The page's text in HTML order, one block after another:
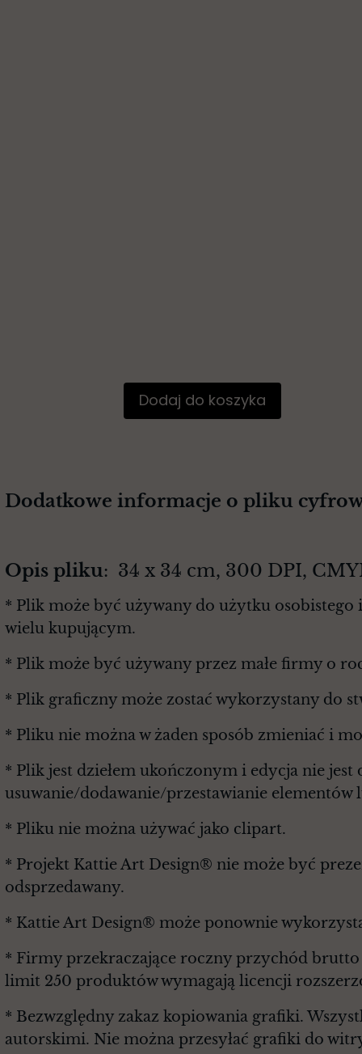
Dodaj do koszyka
Dodatkowe informacje o pliku
Opis pliku: 34 x 34 cm, 300 DPI,
* Plik może być używany do użytku osobistego
wielu kupującym.
* Plik może być używany przez małe firmy o
* Plik graficzny może zostać wykorzystany do
* Pliku nie można w żaden sposób zmieniać i
* Plik jest dziełem ukończonym i edycja nie
usuwanie/dodawanie/przestawianie
* Pliku nie można używać jako clipart.
* Projekt Kattie Art Design® nie może być
odsprzedawany.
* Kattie Art Design® może ponownie
* Firmy przekraczające roczny przychód
limit 250 produktów wymagają licencji
* Bezwzględny zakaz kopiowania grafiki.
autorskimi. Nie można przesyłać grafiki do